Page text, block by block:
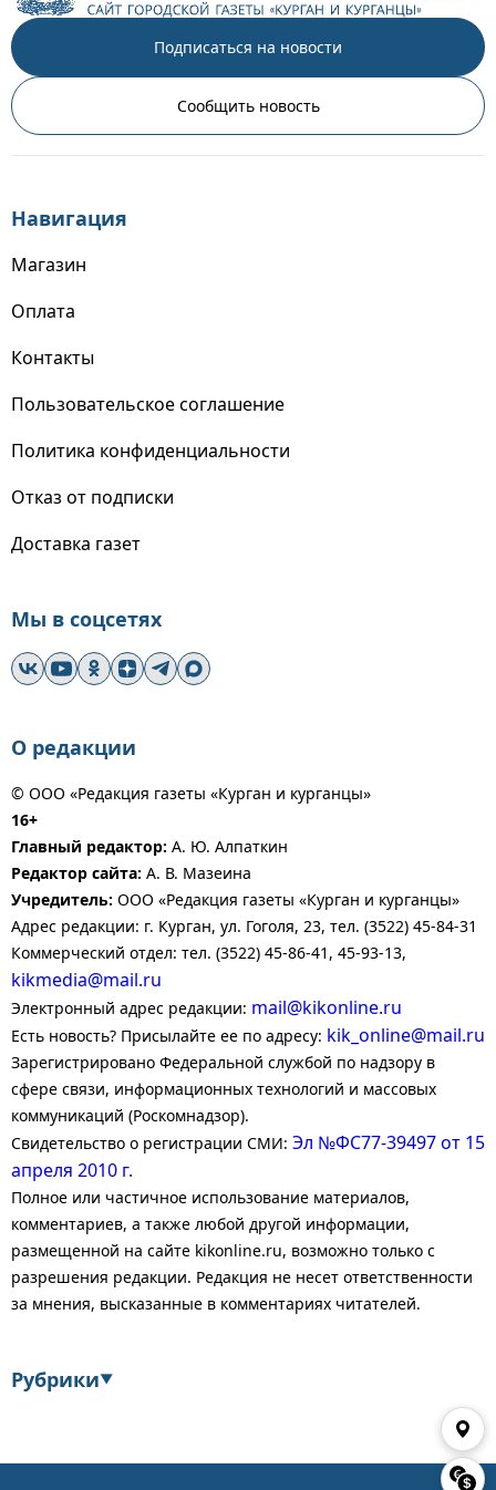
Подписаться на новости
Сообщить новость
Навигация
Магазин
Оплата
Контакты
Пользовательское соглашение
Политика конфиденциальности
Отказ от подписки
Доставка газет
Мы в соцсетях
О редакции
© ООО «Редакция газеты «Курган и курганцы»
16+
Главный редактор: А. Ю. Алпаткин
Редактор сайта: А. В. Мазеина
Учредитель: ООО «Редакция газеты «Курган и курганцы»
Адрес редакции: г. Курган, ул. Гоголя, 23, тел. (3522) 45-84-31
Коммерческий отдел: тел. (3522) 45-86-41, 45-93-13,
kikmedia@mail.ru
Электронный адрес редакции: mail@kikonline.ru
Есть новость? Присылайте ее по адресу: kik_online@mail.ru
Зарегистрировано Федеральной службой по надзору в
сфере связи, информационных технологий и массовых
коммуникаций (Роскомнадзор).
Свидетельство о регистрации СМИ: Эл №ФС77-39497 от 15
апреля 2010 г.
Полное или частичное использование материалов,
комментариев, а также любой другой информации,
размещенной на сайте kikonline.ru, возможно только с
разрешения редакции. Редакция не несет ответственности
за мнения, высказанные в комментариях читателей.
Рубрики▼